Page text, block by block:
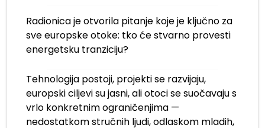
Radionica je otvorila pitanje koje je ključno za
sve europske otoke: tko će stvarno provesti
energetsku tranziciju?
Tehnologija postoji, projekti se razvijaju,
europski ciljevi su jasni, ali otoci se suočavaju s
vrlo konkretnim ograničenjima —
nedostatkom stručnih ljudi, odlaskom mladih,